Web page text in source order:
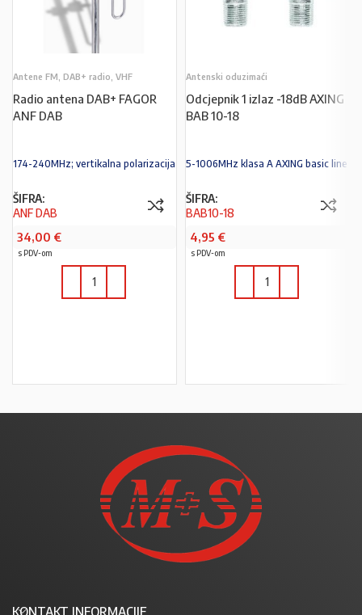
Antene FM, DAB+ radio, VHF
Radio antena DAB+ FAGOR
ANF DAB
174-240MHz; vertikalna polarizacija
ŠIFRA:
ANF DAB
34,00 €
s PDV-om
Antenski oduzimaći
Odcjepnik 1 izlaz -18dB AXING
BAB 10-18
5-1006MHz klasa A AXING basic line
ŠIFRA:
BAB10-18
4,95 €
s PDV-om
KONTAKT INFORMACIJE